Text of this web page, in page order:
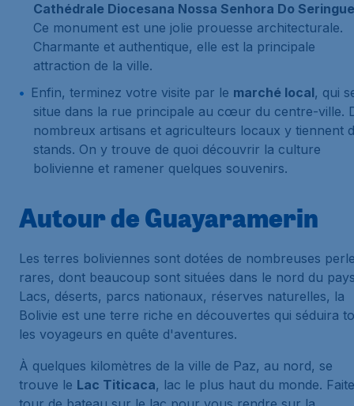
Cathédrale Diocesana Nossa Senhora Do
Ce monument est une jolie prouesse architecturale.
Charmante et authentique, elle est la principale
attraction de la ville.
Enfin, terminez votre visite par le marché local, qui
situe dans la rue principale au cœur du centre-ville.
nombreux artisans et agriculteurs locaux y tiennent
stands. On y trouve de quoi découvrir la culture
bolivienne et ramener quelques souvenirs.
Autour de Guayaramerin
Les terres boliviennes sont dotées de nombreuses
rares, dont beaucoup sont situées dans le nord du
Lacs, déserts, parcs nationaux, réserves naturelles, la
Bolivie est une terre riche en découvertes qui séduira
les voyageurs en quête d'aventures.
À quelques kilomètres de la ville de Paz, au nord, se
trouve le Lac Titicaca, lac le plus haut du monde.